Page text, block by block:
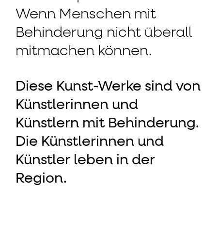
Wenn Menschen mit
Behinderung nicht überall
mitmachen können.
Diese Kunst-Werke sind von
Künstlerinnen und
Künstlern mit Behinderung.
Die Künstlerinnen und
Künstler leben in der
Region.